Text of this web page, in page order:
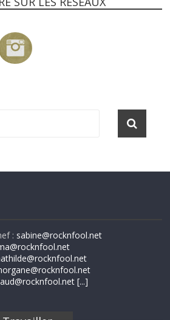
: sabine@rocknfool.net
[...]